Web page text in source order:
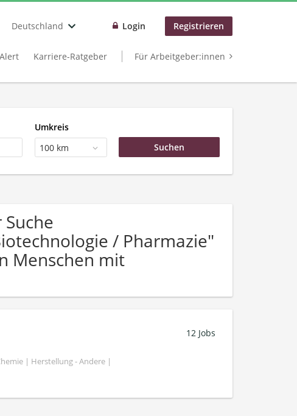
Deutschland Login Registrieren
Karriere-Ratgeber Für Arbeitgeber:innen
Umkreis
100 km
/ Pharmazie"
Menschen mit
| Herstellung - Andere |
12 Jobs